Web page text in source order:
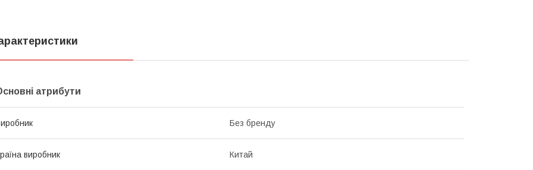
атрибути
Без бренду
виробник Китай